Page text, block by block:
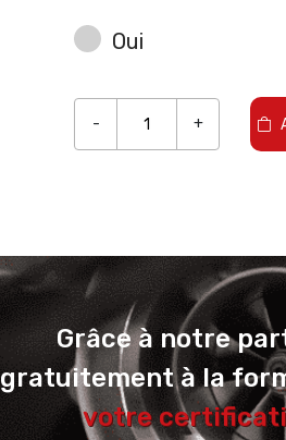
Oui
- +
Grâce à notre
gratuitement à la
votre